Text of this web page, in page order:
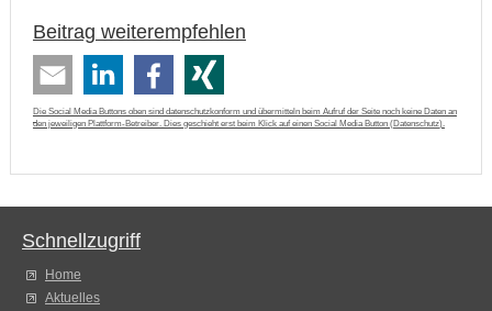
Beitrag weiterempfehlen
Die Social Media Buttons oben sind datenschutzkonform und übermitteln beim Aufruf der Seite noch keine Daten an
den jeweiligen Plattform-Betreiber. Dies geschieht erst beim Klick auf einen Social Media Button (Datenschutz).
Schnellzugriff
Home
Aktuelles